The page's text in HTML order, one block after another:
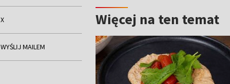
X
WYŚLIJ MAILEM
Więcej na ten temat